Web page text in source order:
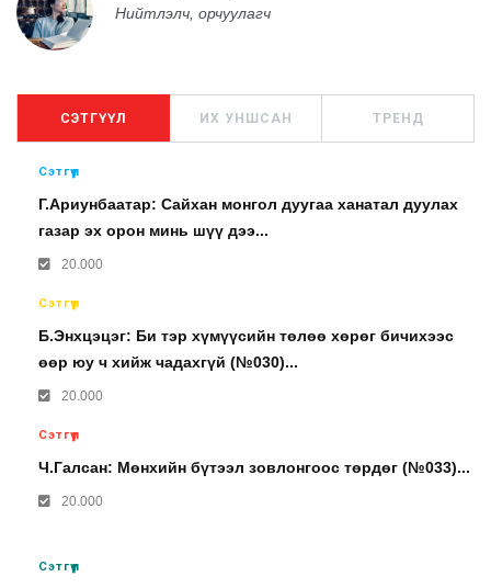
Нийтлэлч, орчуулагч
СЭТГҮҮЛ ИХ УНШСАН ТРЕНД
Сэтгүүл
Г.Ариунбаатар: Сайхан монгол дуугаа ханатал дуулах
газар эх орон минь шүү дээ...
20.000
Сэтгүүл
Б.Энхцэцэг: Би тэр хүмүүсийн төлөө хөрөг бичихээс
өөр юу ч хийж чадахгүй (№030)...
20.000
Сэтгүүл
Ч.Галсан: Мөнхийн бүтээл зовлонгоос төрдөг (№033)...
20.000
Сэтгүүл